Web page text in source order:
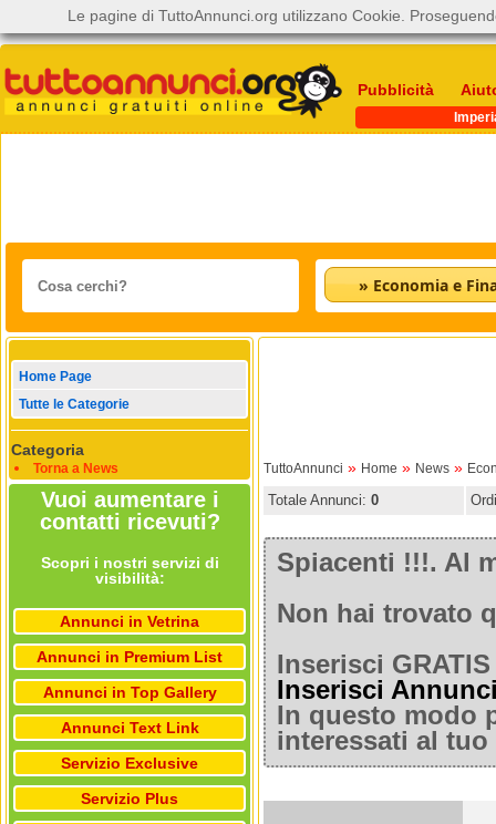
Pubblicità
» Economia e
Home Page
Tutte le Categorie
Categoria
Torna a News
Vuoi aumentare i
contatti ricevuti?
Scopri i nostri servizi di
visibilità:
Annunci in Vetrina
Annunci in Premium List
Annunci in Top Gallery
Annunci Text Link
Servizio Exclusive
Servizio Plus
TuttoAnnunci » Home » News »
Totale Annunci: 0
Spiacenti !!!. Al
Non hai trovato
Inserisci
Inserisci
In questo modo
interessati al
Le pagine di TuttoAnnunci.org utilizzano Cookie.